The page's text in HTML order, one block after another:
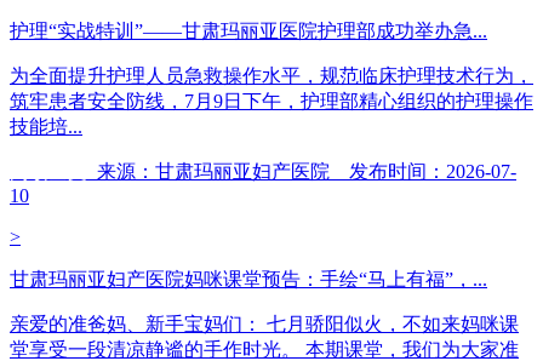
护理“实战特训”——甘肃玛丽亚医院护理部成功举办急...
为全面提升护理人员急救操作水平，规范临床护理技术行为，
筑牢患者安全防线，7月9日下午，护理部精心组织的护理操作
技能培...
来源：甘肃玛丽亚妇产医院 发布时间：2026-07-
10
>
甘肃玛丽亚妇产医院妈咪课堂预告：手绘“马上有福”，...
亲爱的准爸妈、新手宝妈们： 七月骄阳似火，不如来妈咪课
堂享受一段清凉静谧的手作时光。 本期课堂，我们为大家准